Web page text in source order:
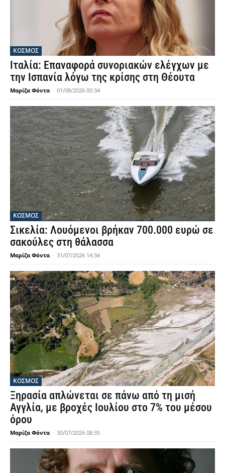
ΚΟΣΜΟΣ
Ιταλία: Επαναφορά συνοριακών ελέγχων με
την Ισπανία λόγω της κρίσης στη Θέουτα
Μαρίζα Φόντα - 01/08/2026 00:34
ΚΟΣΜΟΣ
Σικελία: Λουόμενοι βρήκαν 700.000 ευρώ σε
σακούλες στη θάλασσα
Μαρίζα Φόντα - 31/07/2026 14:34
ΚΟΣΜΟΣ
Ξηρασία απλώνεται σε πάνω από τη μισή
Αγγλία, με βροχές Ιουλίου στο 7% του μέσου
όρου
Μαρίζα Φόντα - 30/07/2026 08:35